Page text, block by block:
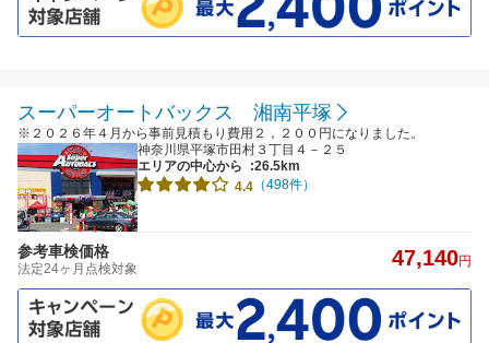
スーパーオートバックス 湘南平塚
※２０２６年４月から事前見積もり費用２，２００円になりました。
神奈川県平塚市田村３丁目４－２５
エリアの中心から
:26.5km
4.4 （498件）
参考車検価格
法定24ヶ月点検対象 47,140円